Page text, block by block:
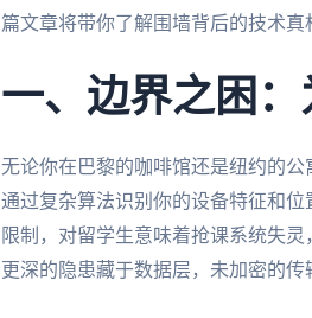
篇文章将带你了解围墙背后的技术真
一、边界之困
无论你在巴黎的咖啡馆还是纽约的
通过复杂算法识别你的设备特征和
限制，对留学生意味着抢课系统失
更深的隐患藏于数据层，未加密的